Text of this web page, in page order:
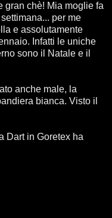
gran chè! Mia moglie fa
per me
e assolutamente
Infatti le uniche
sono il Natale e il
anche male, la
bianca. Visto il
Dart in Goretex ha